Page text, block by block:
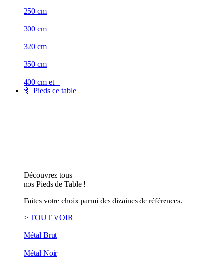
250 cm
300 cm
320 cm
350 cm
400 cm et +
🔩 Pieds de table
Découvrez tous
nos Pieds de Table !
Faites votre choix parmi des dizaines de références.
> TOUT VOIR
Métal Brut
Métal Noir